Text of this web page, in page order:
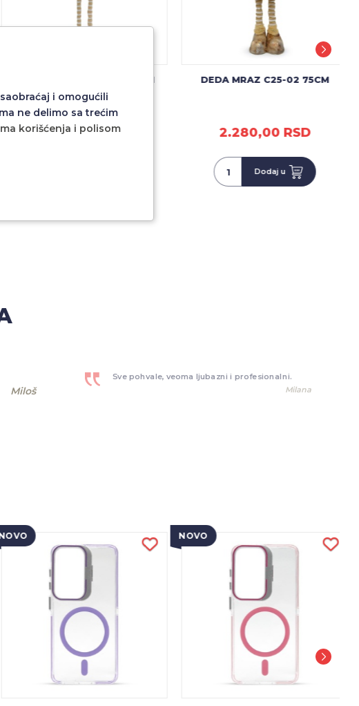
SNESKO BELIC C25-02 75CM
2.280,00 RSD
DEDA MRAZ C25-02 75CM
2.280,00 RSD
Dodaj u
Miloš
Sve pohvale, veoma ljubazni i profesionalni.
Milana
NOVO
i omogućili
ne delimo sa trećim
korišćenja i polisom